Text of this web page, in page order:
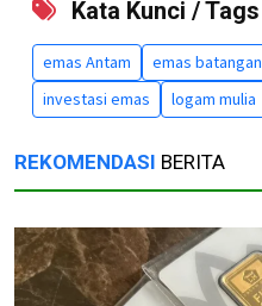
Kata Kunci / Tags
emas Antam emas batangan
investasi emas
logam mulia
REKOMENDASI BERITA